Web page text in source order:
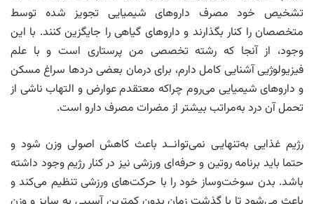
تشخیص خود مصرف داروهای شیمیایی تجویز شده توسط
متخصصان را کنار بگذارند و داروهای گیاهی را جایگزین کنند. با این
وجود، از آنجا که رشته تخصصی من پرستاری است و با علم
فیزیولوژیی آشنایی کامل دارم، برای درمان بعضی دردها سراغ مسکن
و داروهای شیمیایی می‌روم چراکه معتقدم عوارض و التهاب ناشی از
تحمل آن درد به‌مراتب بیشتر از مضرات مصرف دارو است.
رژیم غذایی به‌تنهایـی نمی‌توانــد باعث کاهش اصولی وزن شود و
حتما باید برنامه روتین و حرفه‌ای ورزشی نیز در کنار رژیم وجود داشته
باشد. بدن سوخت‌وساز خود را با حرکت‌های ورزشی تنظیم می‌کند و